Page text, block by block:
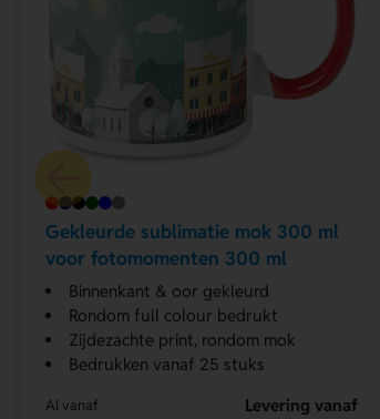
Gekleurde sublimatie mok 300 ml
voor fotomomenten 300 ml
Binnenkant & oor gekleurd
Rondom full colour bedrukt
Zijdezachte print, rondom mok
Bedrukken vanaf 25 stuks
Al vanaf Levering vanaf